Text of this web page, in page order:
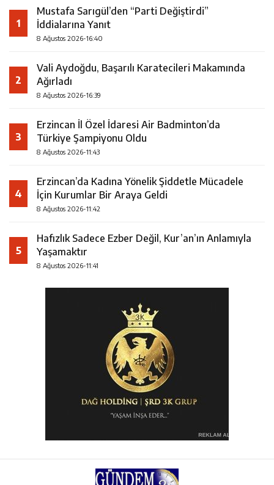
1
Mustafa Sarıgül’den “Parti Değiştirdi”
İddialarına Yanıt
8 Ağustos 2026-16:40
2
Vali Aydoğdu, Başarılı Karatecileri Makamında
Ağırladı
8 Ağustos 2026-16:39
3
Erzincan İl Özel İdaresi Air Badminton’da
Türkiye Şampiyonu Oldu
8 Ağustos 2026-11:43
4
Erzincan’da Kadına Yönelik Şiddetle Mücadele
İçin Kurumlar Bir Araya Geldi
8 Ağustos 2026-11:42
5
Hafızlık Sadece Ezber Değil, Kur’an’ın Anlamıyla
Yaşamaktır
8 Ağustos 2026-11:41